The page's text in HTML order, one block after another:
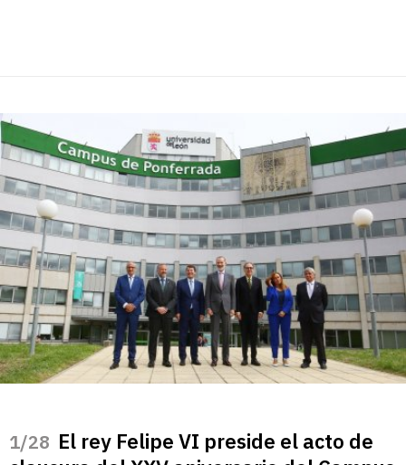
/28 El rey Felipe VI preside el acto de